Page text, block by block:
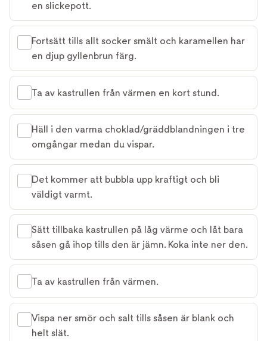
en slickepott.
Fortsätt tills allt socker smält och karamellen har
en djup gyllenbrun färg.
Ta av kastrullen från värmen en kort stund.
Häll i den varma choklad/gräddblandningen i tre
omgångar medan du vispar.
Det kommer att bubbla upp kraftigt och bli
väldigt varmt.
Sätt tillbaka kastrullen på låg värme och låt bara
såsen gå ihop tills den är jämn. Koka inte ner den.
Ta av kastrullen från värmen.
Vispa ner smör och salt tills såsen är blank och
helt slät.